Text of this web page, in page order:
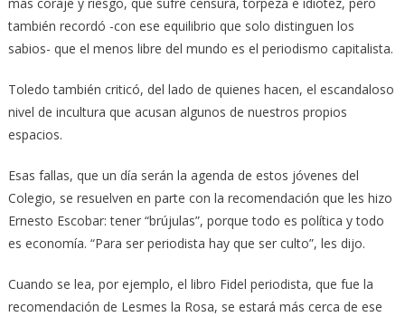
también recordó -con ese equilibrio que solo distinguen los
sabios- que el menos libre del mundo es el periodismo capitalista.
Toledo también criticó, del lado de quienes hacen, el escandaloso
nivel de incultura que acusan algunos de nuestros propios
espacios.
Esas fallas, que un día serán la agenda de estos jóvenes del
Colegio, se resuelven en parte con la recomendación que les hizo
Ernesto Escobar: tener “brújulas”, porque todo es política y todo
es economía. “Para ser periodista hay que ser culto”, les dijo.
Cuando se lea, por ejemplo, el libro Fidel periodista, que fue la
recomendación de Lesmes la Rosa, se estará más cerca de ese